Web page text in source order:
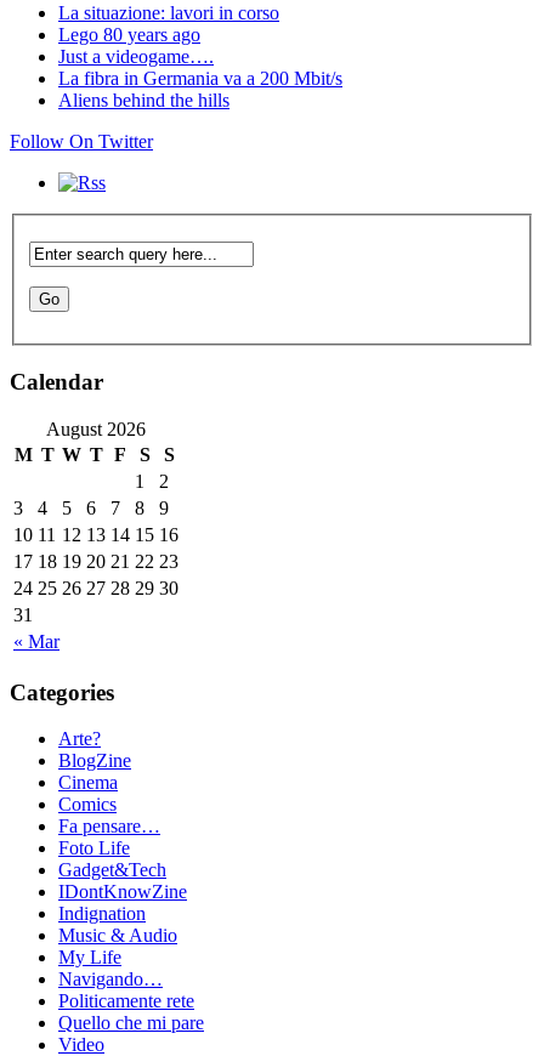
La situazione: lavori in corso
Lego 80 years ago
Just a videogame….
La fibra in Germania va a 200 Mbit/s
Aliens behind the hills
Follow On Twitter
Calendar
August 2026
M T W T F S S
« Mar
1
2
3
4 5 6 7 8
9
10 11 12 13 14 15 16
17 18 19 20 21 22 23
24 25 26 27 28 29 30
31
Categories
Arte?
BlogZine
Cinema
Comics
Fa pensare…
Foto Life
Gadget&Tech
IDontKnowZine
Indignation
Music & Audio
My Life
Navigando…
Politicamente rete
Quello che mi pare
Video